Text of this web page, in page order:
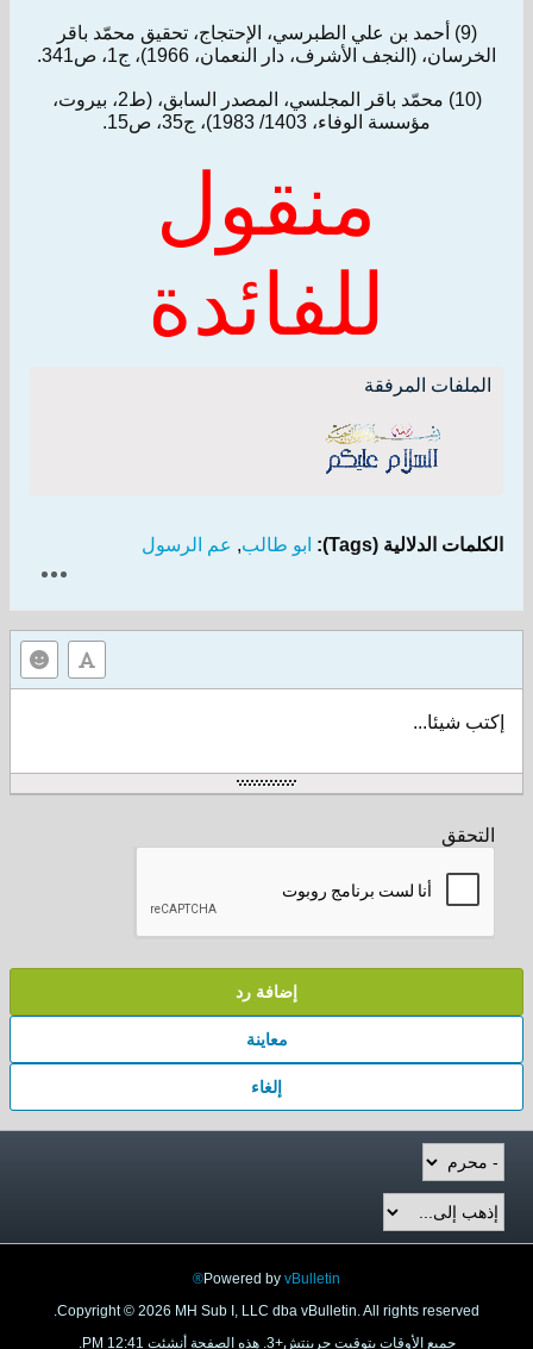
(9) أحمد بن علي الطبرسي، الإحتجاج، تحقيق محمّد باقر
الخرسان، (النجف الأشرف، دار النعمان، 1966)، ج1، ص341.
(10) محمّد باقر المجلسي، المصدر السابق، (ط2، بيروت،
مؤسسة الوفاء، 1403/ 1983)، ج35، ص15.
منقول
للفائدة
الملفات المرفقة
الكلمات الدلالية (Tags): ابو طالب, عم الرسول
إكتب شيئا...
التحقق
إضافة رد
معاينة
إلغاء
Powered by vBulletin®
Copyright © 2026 MH Sub I, LLC dba vBulletin. All rights reserved.
جميع الأوقات بتوقيت جرينتش+3. هذه الصفحة أنشئت 12:41 PM.